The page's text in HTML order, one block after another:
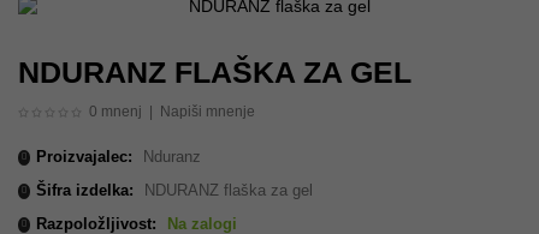
NDURANZ FLAŠKA ZA GEL
0 mnenj Napiši mnenje
Proizvajalec:
Nduranz
Šifra izdelka:
NDURANZ flaška za gel
Razpoložljivost:
Na zalogi